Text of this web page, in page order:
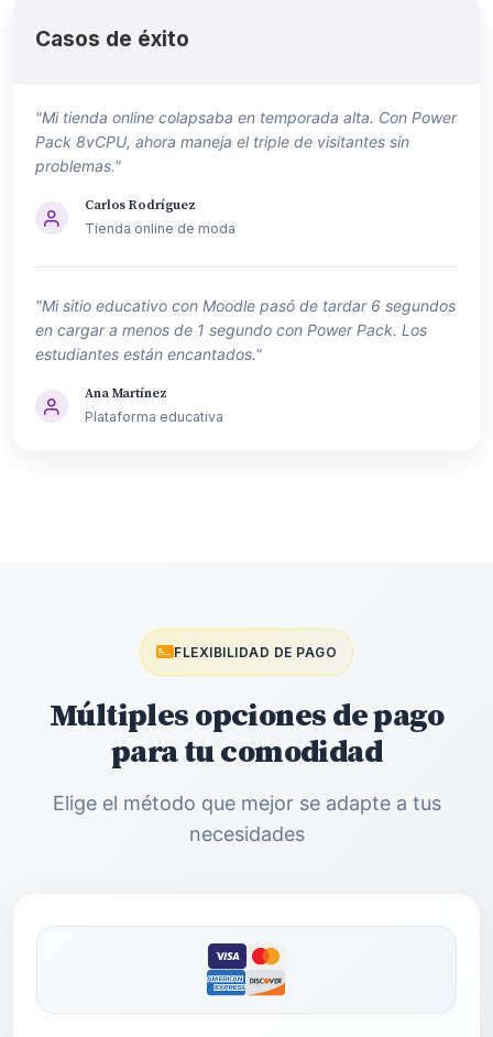
Casos de éxito
"Mi tienda online colapsaba en temporada alta. Con Power
Pack 8vCPU, ahora maneja el triple de visitantes sin
problemas."
Carlos Rodríguez
Tienda online de moda
"Mi sitio educativo con Moodle pasó de tardar 6 segundos
en cargar a menos de 1 segundo con Power Pack. Los
estudiantes están encantados."
Ana Martínez
Plataforma educativa
FLEXIBILIDAD DE PAGO
Múltiples opciones de pago
para tu comodidad
Elige el método que mejor se adapte a tus
necesidades